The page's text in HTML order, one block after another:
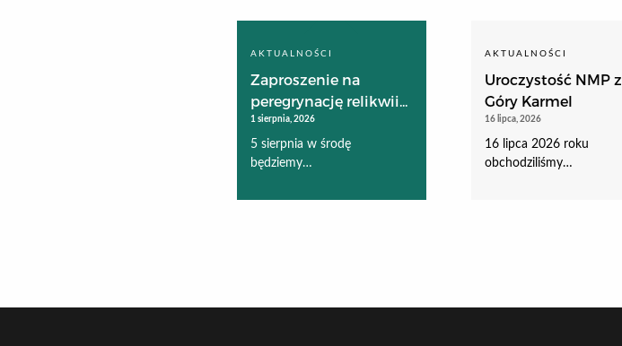
AKTUALNOŚCI
Zaproszenie na
peregrynację relikwii...
1 sierpnia, 2026
5 sierpnia w środę
będziemy…
AKTUALNOŚCI
Uroczystość NMP z
Góry Karmel
16 lipca, 2026
16 lipca 2026 roku
obchodziliśmy…